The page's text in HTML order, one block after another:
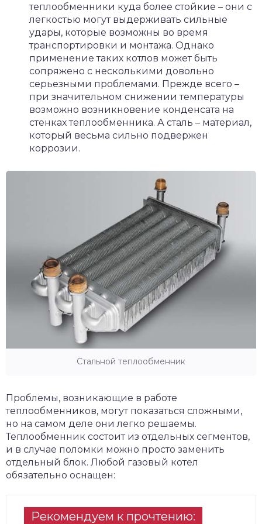
теплообменники куда более стойкие – они с
легкостью могут выдерживать сильные
удары, которые возможны во время
транспортировки и монтажа. Однако
применение таких котлов может быть
сопряжено с несколькими довольно
серьезными проблемами. Прежде всего –
при значительном снижении температуры
возможно возникновение конденсата на
стенках теплообменника. А сталь – материал,
который весьма сильно подвержен
коррозии.
Стальной теплообменник
Проблемы, возникающие в работе
теплообменников, могут показаться сложными,
но на самом деле они легко решаемы.
Теплообменник состоит из отдельных сегментов,
и в случае поломки можно просто заменить
отдельный блок. Любой газовый котел
обязательно оснащен:
Рекомендуем к прочтению: